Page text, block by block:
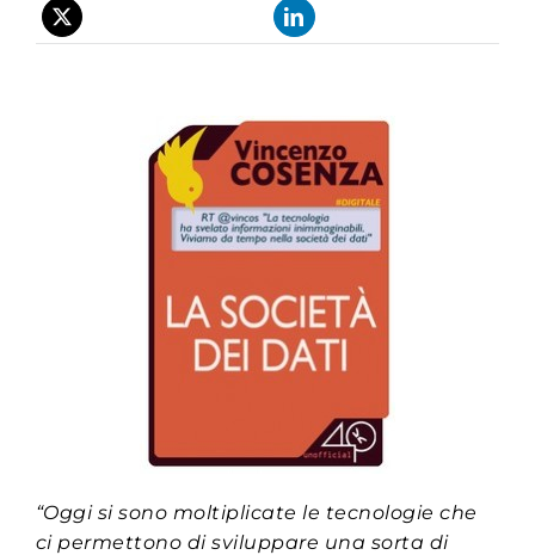
“Oggi si sono moltiplicate le tecnologie che
ci permettono di sviluppare una sorta di